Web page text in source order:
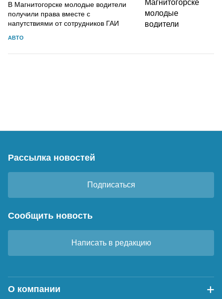
В Магнитогорске молодые водители
получили права вместе с
напутствиями от сотрудников ГАИ
АВТО
Рассылка новостей
Подписаться
Сообщить новость
Написать в редакцию
О компании